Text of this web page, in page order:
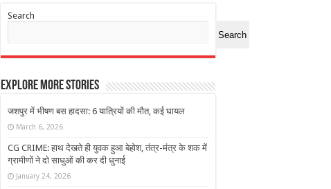
Search
Search
Explore More Stories
जशपुर में भीषण बस हादसा: 6 यात्रियों की मौत, कई घायल
March 6, 2026
CG CRIME: हाथ देखते ही युवक हुआ बेहोश, तंत्र-मंत्र के शक में
ग्रामीणों ने दो साधुओं की कर दी धुनाई
January 24, 2026